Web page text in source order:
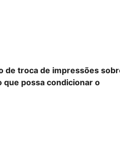
de troca de impressões
que possa condicionar o